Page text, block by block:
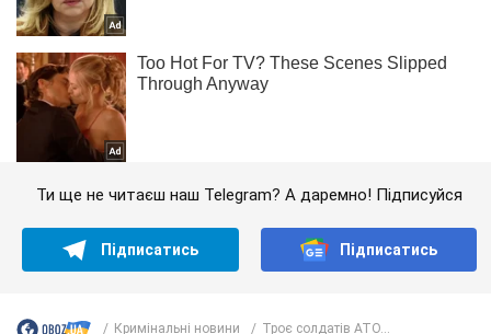
Ти ще не читаєш наш Telegram? А даремно! Підписуйся
Підписатись Підписатись
Кримінальні новини Троє солдатів АТО...